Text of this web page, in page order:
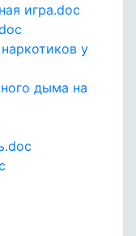
игра.doc
у
дыма на